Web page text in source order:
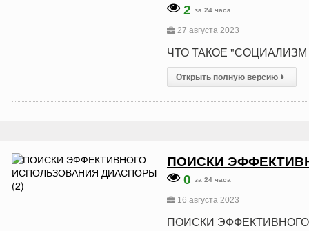
2 за 24 часа
27 августа 2023
ЧТО ТАКОЕ
Открыть полную версию
ПОИСКИ
0 за 24 часа
16 августа 2023
ПОИСКИ